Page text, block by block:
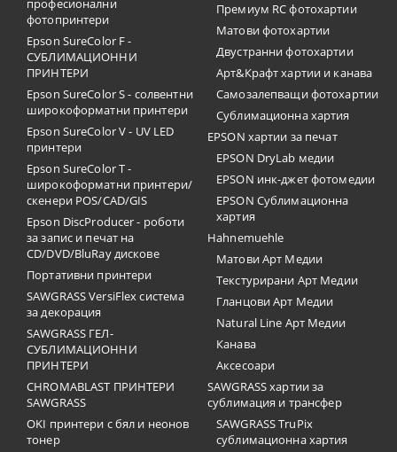
професионални
фотопринтери
Epson SureColor F -
СУБЛИМАЦИОННИ
ПРИНТЕРИ
Epson SureColor S - солвентни
широкоформатни принтери
Epson SureColor V - UV LED
принтери
Epson SureColor T -
широкоформатни принтери/
скенери POS/CAD/GIS
Epson DiscProducer - роботи
за запис и печат на
CD/DVD/BluRay дискове
Портативни принтери
SAWGRASS VersiFlex система
за декорация
SAWGRASS ГЕЛ-
СУБЛИМАЦИОННИ
ПРИНТЕРИ
CHROMABLAST ПРИНТЕРИ
SAWGRASS
OKI принтери с бял и неонов
тонер
Премиум RC фотохартии
Матови фотохартии
Двустранни фотохартии
Арт&Крафт хартии и канава
Самозалепващи фотохартии
Сублимационна хартия
EPSON хартии за печат
EPSON DryLab медии
EPSON инк-джет фотомедии
EPSON Сублимационна
хартия
Hahnemuehle
Матови Арт Медии
Текстурирани Арт Медии
Гланцови Арт Медии
Natural Line Арт Медии
Канава
Аксесоари
SAWGRASS хартии за
сублимация и трансфер
SAWGRASS TruPix
сублимационна хартия